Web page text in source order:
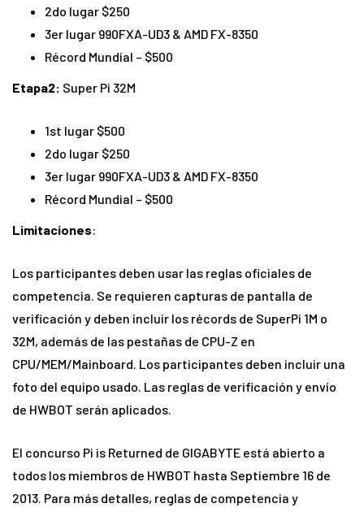
2do lugar $250
3er lugar 990FXA-UD3 & AMD FX-8350
Récord Mundial – $500
Etapa2: Super Pi 32M
1st lugar $500
2do lugar $250
3er lugar 990FXA-UD3 & AMD FX-8350
Récord Mundial – $500
Limitaciones:
Los participantes deben usar las reglas oficiales de
competencia. Se requieren capturas de pantalla de
verificación y deben incluir los récords de SuperPi 1M o
32M, además de las pestañas de CPU-Z en
CPU/MEM/Mainboard. Los participantes deben incluir una
foto del equipo usado. Las reglas de verificación y envío
de HWBOT serán aplicados.
El concurso Pi is Returned de GIGABYTE está abierto a
todos los miembros de HWBOT hasta Septiembre 16 de
2013. Para más detalles, reglas de competencia y